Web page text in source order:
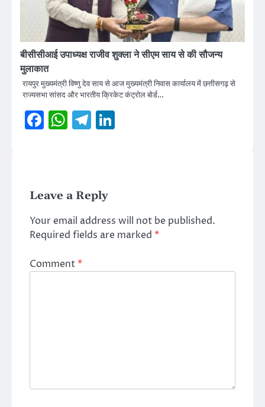
बीसीसीआई उपाध्यक्ष राजीव शुक्ला ने सीएम साय से की सौजन्य
मुलाकात
रायपुर मुख्यमंत्री विष्णु देव साय से आज मुख्यमंत्री निवास कार्यालय में छत्तीसगढ़ से
राज्यसभा सांसद और भारतीय क्रिकेट कंट्रोल बोर्ड…
Facebook
WhatsApp
Telegram
Leave a Reply
Your email address will not be published.
Required fields are marked *
Comment*